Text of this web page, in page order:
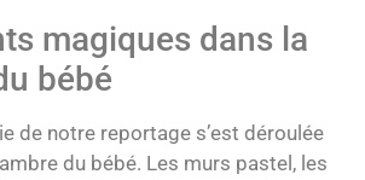
magiques dans la
bébé
de notre reportage s’est déroulée
du bébé. Les murs pastel, les